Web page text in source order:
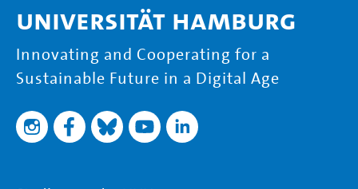
Universität Hamburg
Innovating and Cooperating for a
Sustainable Future in a Digital Age